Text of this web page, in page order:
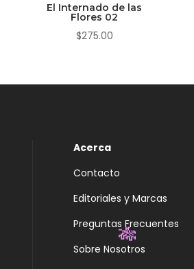
El Internado de las
Flores 02
$275.00
Acerca
Contacto
Editoriales y Marcas
Preguntas Frecuentes
Sobre Nosotros